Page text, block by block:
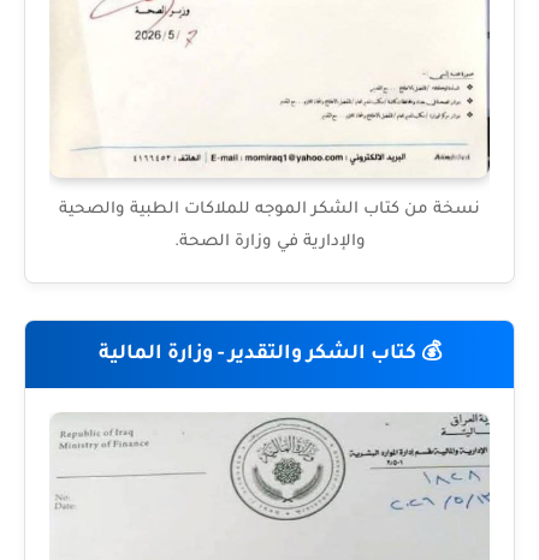
نسخة من كتاب الشكر الموجه للملاكات الطبية والصحية
والإدارية في وزارة الصحة.
💰 كتاب الشكر والتقدير - وزارة المالية